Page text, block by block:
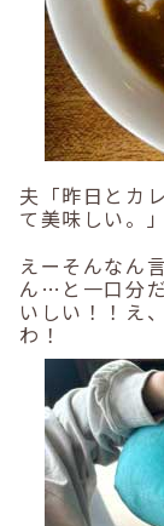
夫「昨日とカ
て美味しい。」
えーそんなん
ん…と一口分
いしい！！え
わ！